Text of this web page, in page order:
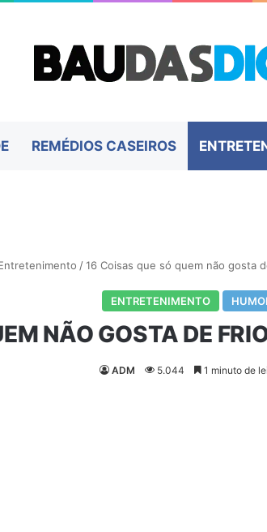
REMÉDIOS CASEIROS
/16 Coisas que só quem não gosta
ENTRETENIMENTO
NÃO GOSTA DE
ADM 5.044 1 minuto de